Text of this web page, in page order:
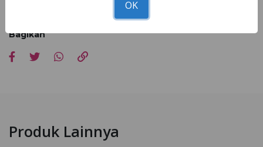
Bagikan
Produk Lainnya
OK